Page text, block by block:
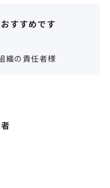
すすめです
織の責任者様